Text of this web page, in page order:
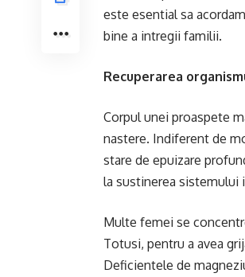
este esential sa
bine a intregii familii.
Recuperarea
Corpul unei proaspete
nastere. Indiferent de
stare de epuizare
la sustinerea sistemului
Multe femei se
Totusi, pentru a avea
Deficientele de